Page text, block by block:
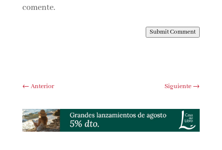
comente.
Submit Comment
← Anterior Siguiente →